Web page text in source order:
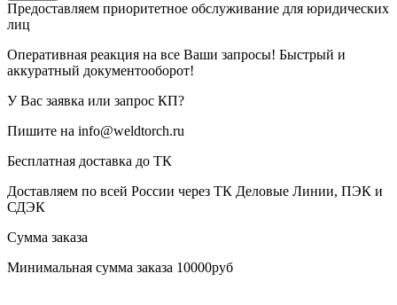
Предоставляем приоритетное обслуживание для юридических
лиц
Оперативная реакция на все Ваши запросы! Быстрый и
аккуратный документооборот!
У Вас заявка или запрос КП?
Пишите на info@weldtorch.ru
Бесплатная доставка до ТК
Доставляем по всей России через ТК Деловые Линии, ПЭК и
СДЭК
Сумма заказа
Минимальная сумма заказа 10000руб